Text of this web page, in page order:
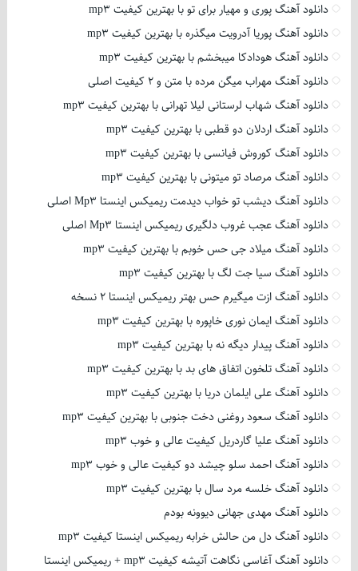
دانلود آهنگ پوری و مهیار برای تو با بهترین کیفیت mp3
دانلود آهنگ پوریا آدرویت میگذره با بهترین کیفیت mp3
دانلود آهنگ هودادکا میبخشم با بهترین کیفیت mp3
دانلود آهنگ مهراب میگن مرده با متن و 2 کیفیت اصلی
دانلود آهنگ شهاب لرستانی لیلا تهرانی با بهترین کیفیت mp3
دانلود آهنگ اردلان دو قطبی با بهترین کیفیت mp3
دانلود آهنگ کوروش فیانسی با بهترین کیفیت mp3
دانلود آهنگ مرصاد تو میتونی با بهترین کیفیت mp3
دانلود آهنگ دیشب تو خواب دیدمت ریمیکس اینستا Mp3 اصلی
دانلود آهنگ عجب غروب دلگیری ریمیکس اینستا Mp3 اصلی
دانلود آهنگ میلاد جی حس خوبم با بهترین کیفیت mp3
دانلود آهنگ سیا جت لگ با بهترین کیفیت mp3
دانلود آهنگ ازت میگیرم حس بهتر ریمیکس اینستا 2 نسخه
دانلود آهنگ ایمان نوری خاپوره با بهترین کیفیت mp3
دانلود آهنگ پیدار دیگه نه با بهترین کیفیت mp3
دانلود آهنگ تلخون اتفاق های بد با بهترین کیفیت mp3
دانلود آهنگ علی ایلمان دریا با بهترین کیفیت mp3
دانلود آهنگ سعود روغنی دخت جنوبی با بهترین کیفیت mp3
دانلود آهنگ علیا گاردریل کیفیت عالی و خوب mp3
دانلود آهنگ احمد سلو چیشد دو کیفیت عالی و خوب mp3
دانلود آهنگ خلسه مرد سال با بهترین کیفیت mp3
دانلود آهنگ مهدی جهانی دیوونه بودم
دانلود آهنگ دل من حالش خرابه ریمیکس اینستا کیفیت mp3
دانلود آهنگ آغاسی نگاهت آتیشه کیفیت mp3 + ریمیکس اینستا